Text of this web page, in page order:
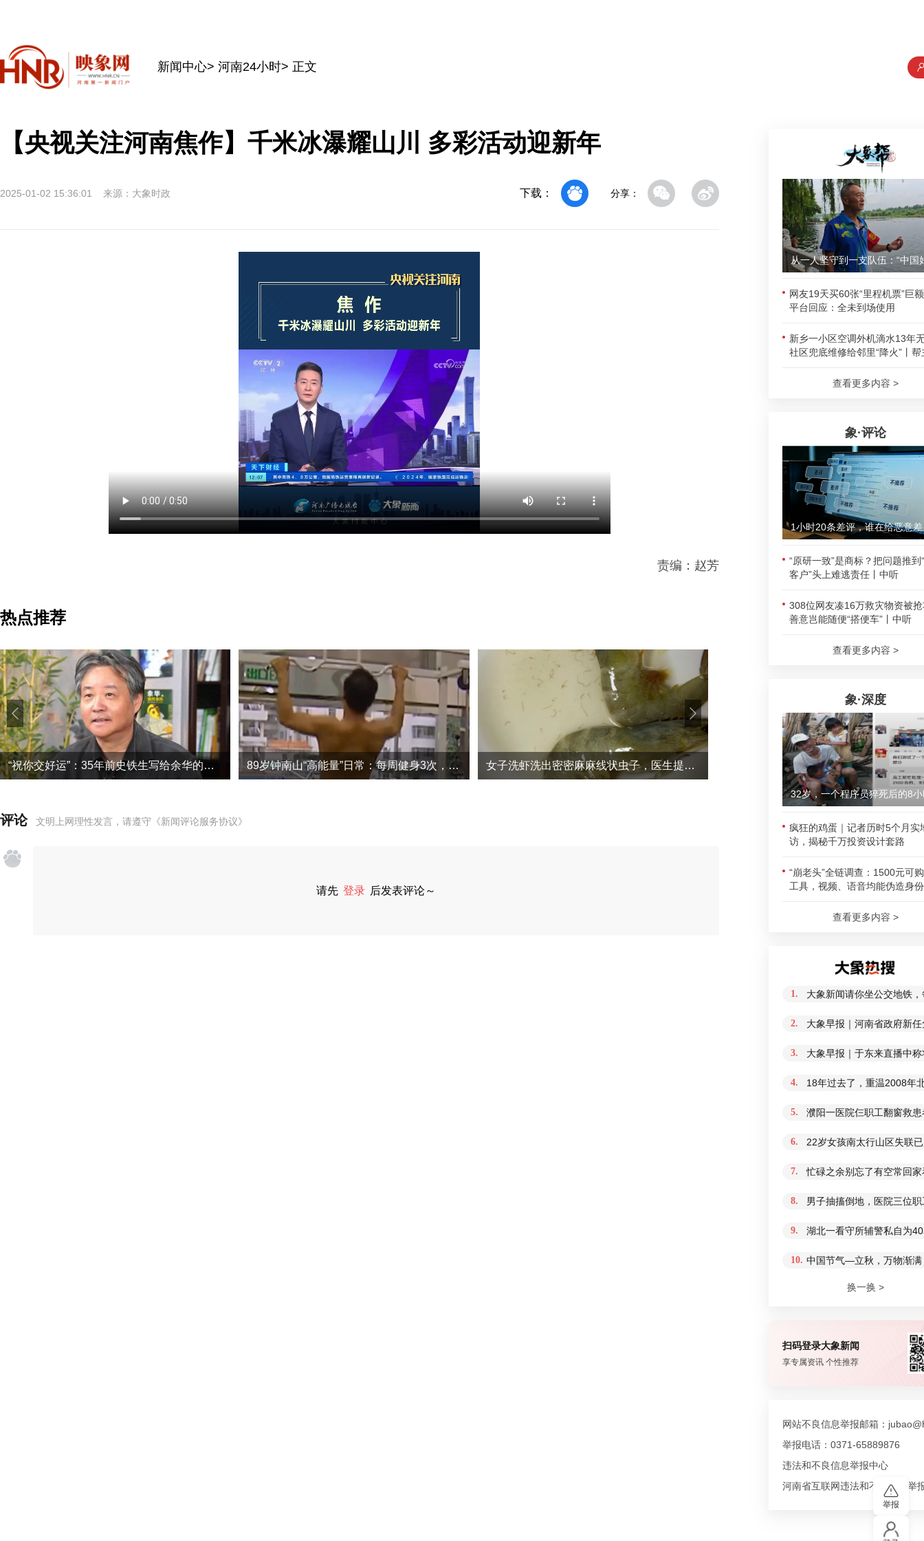
新闻中心> 河南24小时> 正文
【央视关注河南焦作】千米冰瀑耀山川 多彩活动迎新年
2025-01-02 15:36:01 来源：大象时政 下载： 分享：
责编：赵芳
热点推荐
“祝你交好运”：35年前史铁生写给余华的信，看哭所有人 89岁钟南山“高能量”日常：每周健身3次，包括拉力、划船等项目 女子洗虾洗出密密麻麻线状虫子，医生提醒：确实属于寄生虫
评论 文明上网理性发言，请遵守 《新闻评论服务协议》
请先 登录 后发表评论～
网友19天买60张“里程机票”巨
平台回应：全未到场使用
新乡一小区空调外机滴水13年
社区兜底维修给邻里“降火”丨帮
查看更多内容 >
象·评论
“原研一致”是商标？把问题推到
客户”头上难逃责任丨中听
308位网友凑16万救灾物资被
善意岂能随便“搭便车”丨中听
查看更多内容 >
象·深度
32岁，一个程序员猝死后的8
疯狂的鸡蛋｜记者历时5个月实
访，揭秘千万投资设计套路
“崩老头”全链调查：1500元可
工具，视频、语音均能伪造身份
查看更多内容 >
1. 大象新闻请你坐公交地铁
2. 大象早报｜河南省政府新
3. 大象早报｜于东来直播中
4. 18年过去了，重温2008年
5. 濮阳一医院仨职工翻窗救
6. 22岁女孩南太行山区失联
7. 忙碌之余别忘了有空常回家
8. 男子抽搐倒地，医院三位
9. 湖北一看守所辅警私自为
10. 中国节气—立秋，万物渐满
换一换 >
扫码登录大象新闻
享专属资讯 个性推荐
网站不良信息举报邮箱：
举报电话：0371-65889876
违法和不良信息举报中心
河南省互联网违法和不良信息举
举报